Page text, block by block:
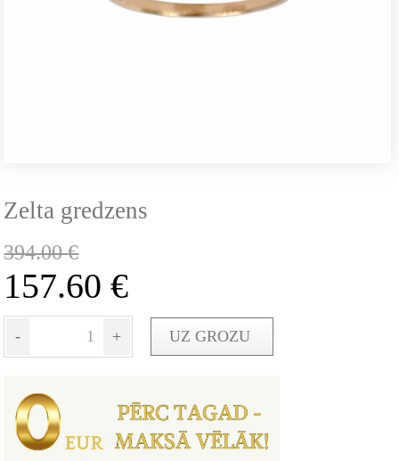
Zelta gredzens
394.00€
157.60€
- + UZ GROZU